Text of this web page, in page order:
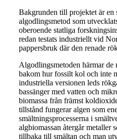
Bakgrunden till projektet är en
algodlingsmetod som
oberoende statliga
redan testats industriellt vid
pappersbruk där den renade
Algodlingsmetoden härmar de
bakom hur fossilt kol och inte
industriella versionen leds
bassänger med vatten och
biomassa från främst
tillstånd fungerar algen som
smältningsprocesserna i
algbiomassan återgår metaller
tillbaka till smältan och man